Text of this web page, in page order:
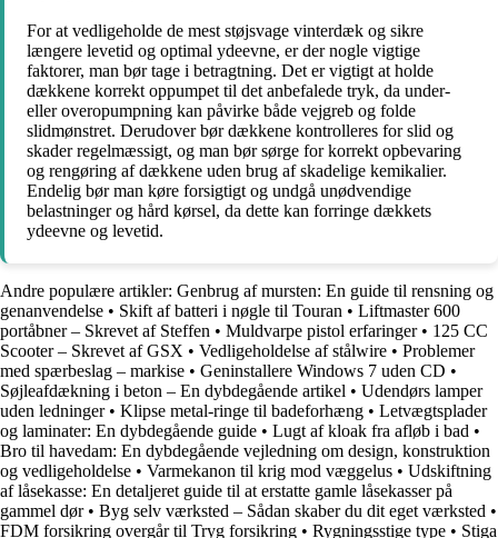
For at vedligeholde de mest støjsvage vinterdæk og sikre
længere levetid og optimal ydeevne, er der nogle vigtige
faktorer, man bør tage i betragtning. Det er vigtigt at holde
dækkene korrekt oppumpet til det anbefalede tryk, da under-
eller overopumpning kan påvirke både vejgreb og folde
slidmønstret. Derudover bør dækkene kontrolleres for slid og
skader regelmæssigt, og man bør sørge for korrekt opbevaring
og rengøring af dækkene uden brug af skadelige kemikalier.
Endelig bør man køre forsigtigt og undgå unødvendige
belastninger og hård kørsel, da dette kan forringe dækkets
ydeevne og levetid.
Andre populære artikler: Genbrug af mursten: En guide til rensning og
genanvendelse • Skift af batteri i nøgle til Touran • Liftmaster 600
portåbner – Skrevet af Steffen • Muldvarpe pistol erfaringer• 125 CC
Scooter – Skrevet af GSX • Vedligeholdelse af stålwire • Problemer
med spærbeslag – markise • Geninstallere Windows 7 uden CD •
Søjleafdækning i beton – En dybdegående artikel • Udendørs lamper
uden ledninger • Klipse metal-ringe til badeforhæng • Letvægtsplader
og laminater: En dybdegående guide • Lugt af kloak fra afløb i bad •
Bro til havedam: En dybdegående vejledning om design, konstruktion
og vedligeholdelse • Varmekanon til krig mod væggelus • Udskiftning
af låsekasse: En detaljeret guide til at erstatte gamle låsekasser på
gammel dør• Byg selv værksted – Sådan skaber du dit eget værksted •
FDM forsikring overgår til Tryg forsikring • Rygningsstige type • Stiga